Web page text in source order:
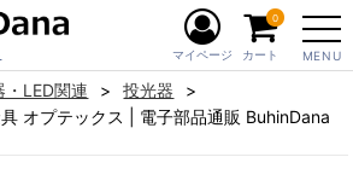
MENU
マイページ カート
0
LED関連
投光器
オプテックス | 電子部品通販 BuhinDana